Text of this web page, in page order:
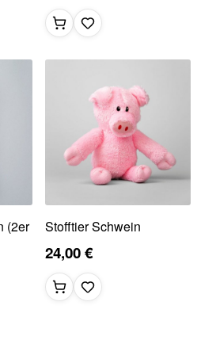
(2er
Stofftier Schwein
24,00 €